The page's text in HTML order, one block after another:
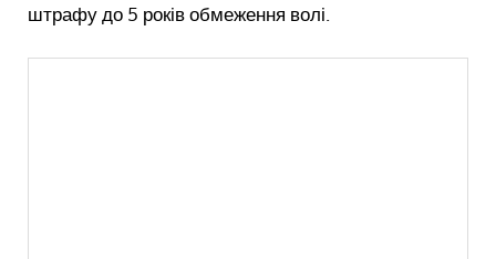
штрафу до 5 років обмеження волі.